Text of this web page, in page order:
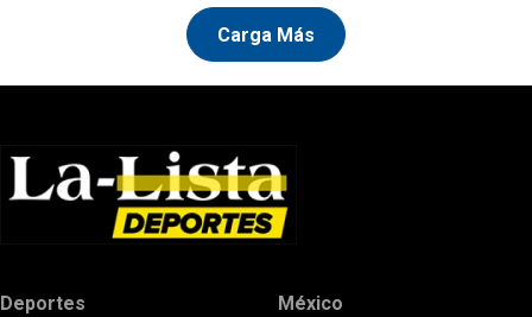
Carga Más
Deportes México